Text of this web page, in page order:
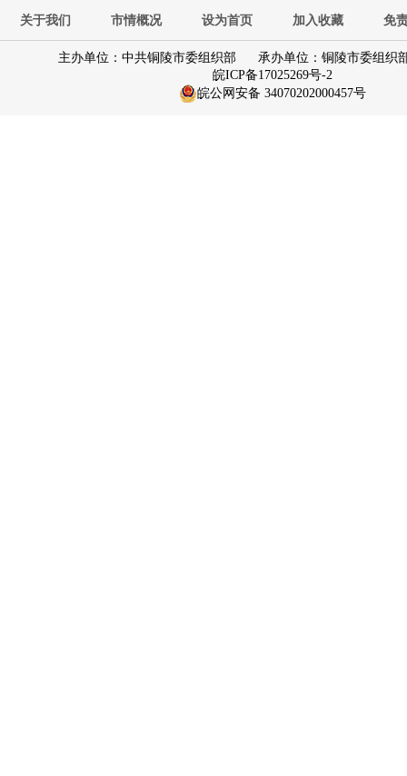
关于我们 市情概况 设为首页 加入收藏 免
主办单位：中共铜陵市委组织部
承办单位：铜陵市委组织
皖ICP备17025269号-2
皖公网安备 34070202000457号